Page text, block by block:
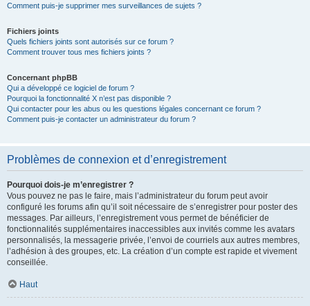
Comment puis-je supprimer mes surveillances de sujets ?
Fichiers joints
Quels fichiers joints sont autorisés sur ce forum ?
Comment trouver tous mes fichiers joints ?
Concernant phpBB
Qui a développé ce logiciel de forum ?
Pourquoi la fonctionnalité X n’est pas disponible ?
Qui contacter pour les abus ou les questions légales concernant ce forum ?
Comment puis-je contacter un administrateur du forum ?
Problèmes de connexion et d’enregistrement
Pourquoi dois-je m’enregistrer ?
Vous pouvez ne pas le faire, mais l’administrateur du forum peut avoir
configuré les forums afin qu’il soit nécessaire de s’enregistrer pour poster des
messages. Par ailleurs, l’enregistrement vous permet de bénéficier de
fonctionnalités supplémentaires inaccessibles aux invités comme les avatars
personnalisés, la messagerie privée, l’envoi de courriels aux autres membres,
l’adhésion à des groupes, etc. La création d’un compte est rapide et vivement
conseillée.
Haut